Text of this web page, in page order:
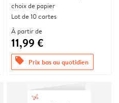
choix de papier
Lot de 10 cartes
À partir de
11,99 €
offers Prix bas au quotidien